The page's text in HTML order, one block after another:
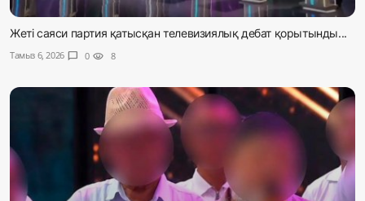
Жеті саяси партия қатысқан телевизиялық дебат қорытынды...
Тамыз 6, 2026 chat_bubble 0 visibility 8